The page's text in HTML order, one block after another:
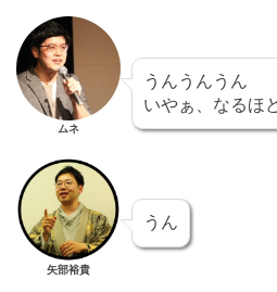
ムネ
うんうんうん
いやぁ、なるほ
矢部裕貴
うん